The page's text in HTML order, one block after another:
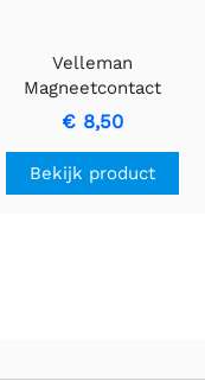
Velleman
Magneetcontact
Magnetische
€ 8,50
Bekijk product